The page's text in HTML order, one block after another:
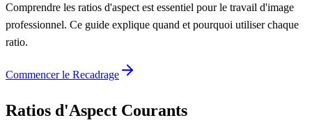
Comprendre les ratios d'aspect est essentiel pour le travail d'image
professionnel. Ce guide explique quand et pourquoi utiliser chaque
ratio.
Commencer le Recadrage
Ratios d'Aspect Courants